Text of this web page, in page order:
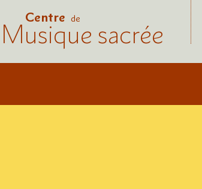
Centre de
Musique sacrée